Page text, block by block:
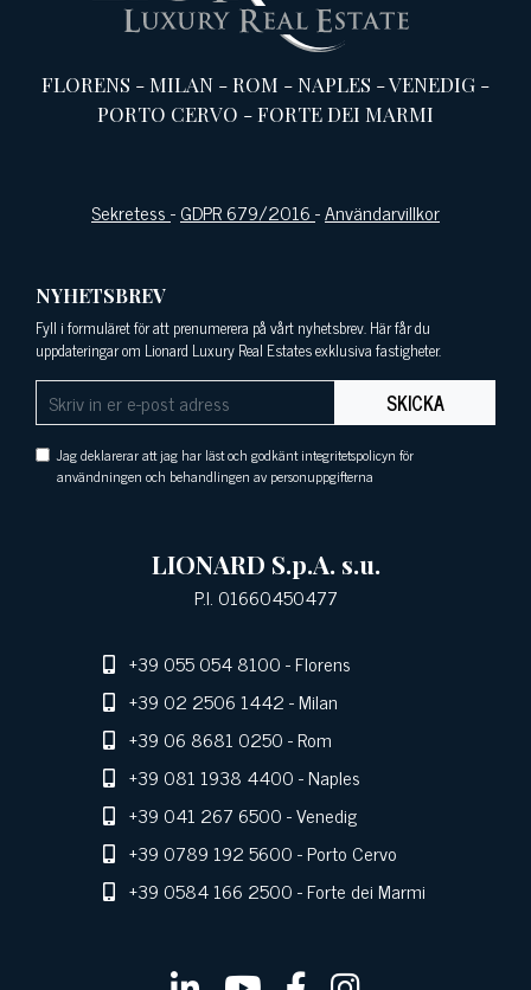
FLORENS -MILAN -ROM -NAPLES -VENEDIG -
PORTO CERVO -FORTE DEI MARMI
Sekretess-GDPR 679/2016-Användarvillkor
NYHETSBREV
Fyll i formuläret för att prenumerera på vårt nyhetsbrev. Här får du
uppdateringar om Lionard Luxury Real Estates exklusiva fastigheter.
SKICKA
Jag deklarerar att jag har läst och godkänt integritetspolicyn för
användningen och behandlingen av personuppgifterna
LIONARD S.p.A. s.u.
P.I. 01660450477
+39 055 054 8100- Florens
+39 02 2506 1442- Milan
+39 06 8681 0250- Rom
+39 081 1938 4400- Naples
+39 041 267 6500- Venedig
+39 0789 192 5600- Porto Cervo
+39 0584 166 2500- Forte dei Marmi